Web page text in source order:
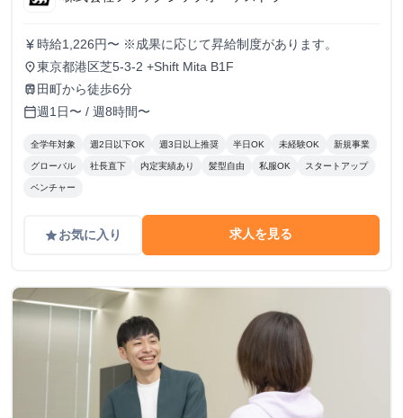
currency_yen 時給1,226円〜 ※成果に応じて昇給制度があります。
place東京都港区芝5-3-2 +Shift Mita B1F
train 田町から徒歩6分
calendar_today週1日〜 / 週8時間〜
全学年対象 週2日以下OK 週3日以上推奨 半日OK 未経験OK 新規事業
グローバル 社長直下 内定実績あり 髪型自由 私服OK スタートアップ
ベンチャー
gradeお気に入り 求人を見る